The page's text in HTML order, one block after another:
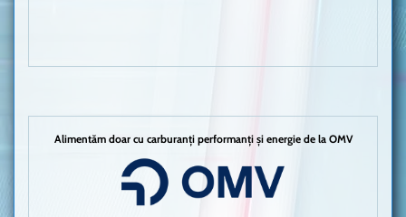
Alimentăm doar cu carburanți performanți și energie de la OMV